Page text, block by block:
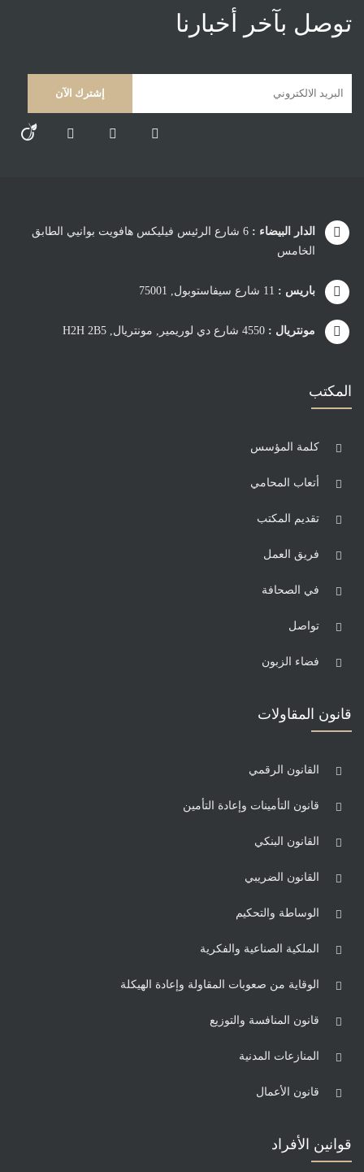
توصل بآخر أخبارنا
الدار البيضاء :
6 شارع الرئيس فيليكس هافويت بوانيي الطابق
الخامس
باريس : 11 شارع سيفاستوبول, 75001
مونتريال : 4550 شارع دي لوريمير, مونتريال, H2H 2B5
المكتب
كلمة المؤسس
أتعاب المحامي
تقديم المكتب
فريق العمل
في الصحافة
تواصل
فضاء الزبون
قانون المقاولات
القانون الرقمي
قانون التأمينات وإعادة التأمين
القانون البنكي
القانون الضريبي
الوساطة والتحكيم
الملكية الصناعية والفكرية
الوقاية من صعوبات المقاولة وإعادة الهيكلة
قانون المنافسة والتوزيع
المنازعات المدنية
قانون الأعمال
قوانين الأفراد